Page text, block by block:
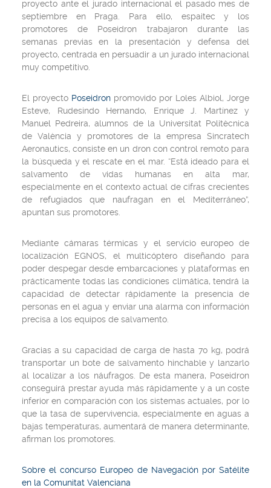
proyecto ante el jurado internacional el pasado mes de
septiembre en Praga. Para ello, espaitec y los
promotores de Poseidron trabajaron durante las
semanas previas en la presentación y defensa del
proyecto, centrada en persuadir a un jurado internacional
muy competitivo.
El proyecto Poseidron promovido por Loles Albiol, Jorge
Esteve, Rudesindo Hernando, Enrique J. Martínez y
Manuel Pedreira, alumnos de la Universitat Politècnica
de València y promotores de la empresa Sincratech
Aeronautics, consiste en un dron con control remoto para
la búsqueda y el rescate en el mar. “Está ideado para el
salvamento de vidas humanas en alta mar,
especialmente en el contexto actual de cifras crecientes
de refugiados que naufragan en el Mediterráneo”,
apuntan sus promotores.
Mediante cámaras térmicas y el servicio europeo de
localización EGNOS, el multicóptero diseñando para
poder despegar desde embarcaciones y plataformas en
prácticamente todas las condiciones climática, tendrá la
capacidad de detectar rápidamente la presencia de
personas en el agua y enviar una alarma con información
precisa a los equipos de salvamento.
Gracias a su capacidad de carga de hasta 70 kg, podrá
transportar un bote de salvamento hinchable y lanzarlo
al localizar a los náufragos. De esta manera, Poseidron
conseguirá prestar ayuda más rápidamente y a un coste
inferior en comparación con los sistemas actuales, por lo
que la tasa de supervivencia, especialmente en aguas a
bajas temperaturas, aumentará de manera determinante,
afirman los promotores.
Sobre el concurso Europeo de Navegación por Satélite
en la Comunitat Valenciana